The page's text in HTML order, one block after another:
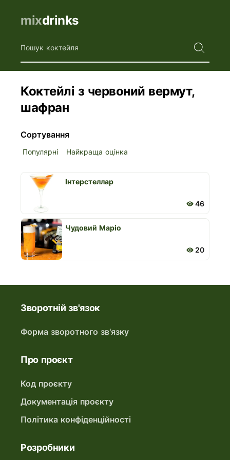
mixdrinks
Пошук коктейля
Коктейлі з червоний вермут,
шафран
Сортування
Популярні Найкраща оцінка
46
Інтерстеллар
20
Чудовий Маріо
Зворотній зв'язок
Форма зворотного зв'язку
Про проєкт
Код проєкту
Документація проєкту
Політика конфіденційності
Розробники